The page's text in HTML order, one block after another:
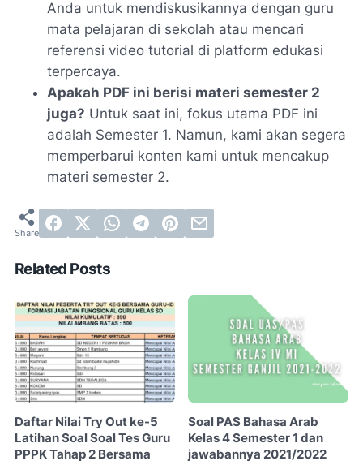
Anda untuk mendiskusikannya dengan guru
mata pelajaran di sekolah atau mencari
referensi video tutorial di platform edukasi
terpercaya.
Apakah PDF ini berisi materi semester 2
juga? Untuk saat ini, fokus utama PDF ini
adalah Semester 1. Namun, kami akan segera
memperbarui konten kami untuk mencakup
materi semester 2.
Related Posts
Daftar Nilai Try Out ke-5
Latihan Soal Soal Tes Guru
PPPK Tahap 2 Bersama
Soal PAS Bahasa Arab
Kelas 4 Semester 1 dan
jawabannya 2021/2022